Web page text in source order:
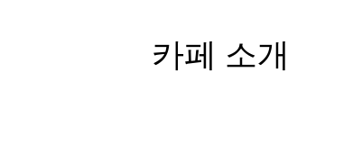
카페 소개